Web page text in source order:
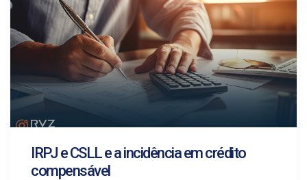
IRPJ e CSLL e a incidência em crédito
compensável